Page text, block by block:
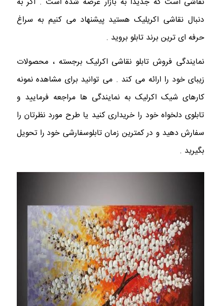
دنبال نقاشی اکریلیک هستید پیشنهاد می کنیم به سراغ
حرفه ای ترین برند تابلو بروید .
نمایندگی فروش تابلو نقاشی اکرلیک برجسته ، محصولات
زیبای خود را ارائه می کند . می توانید برای مشاهده نمونه
کارهای شیک اکرلیک به نمایندگی ها مراجعه فرمایید و
تابلوی دلخواه خود را خریداری کنید یا طرح مورد نظرتان را
سفارش دهید و در کمترین زمان تابلوسفارشی خود را تحویل
بگیرید .